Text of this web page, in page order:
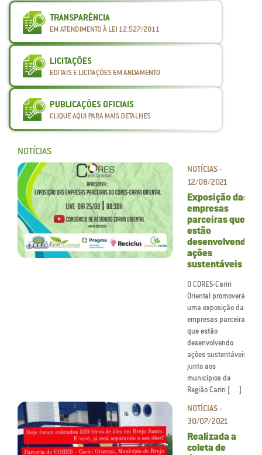
NOTÍCIAS
NOTÍCIAS -
12/08/2021
Exposição das
empresas
parceiras que
estão
desenvolvendo
ações
sustentáveis
O CORES-Cariri
Oriental promoverá
uma exposição das
empresas parceiras
que estão
desenvolvendo
ações sustentáveis
junto aos
municípios da
Região Cariri […]
NOTÍCIAS -
30/07/2021
Realizada a
coleta de